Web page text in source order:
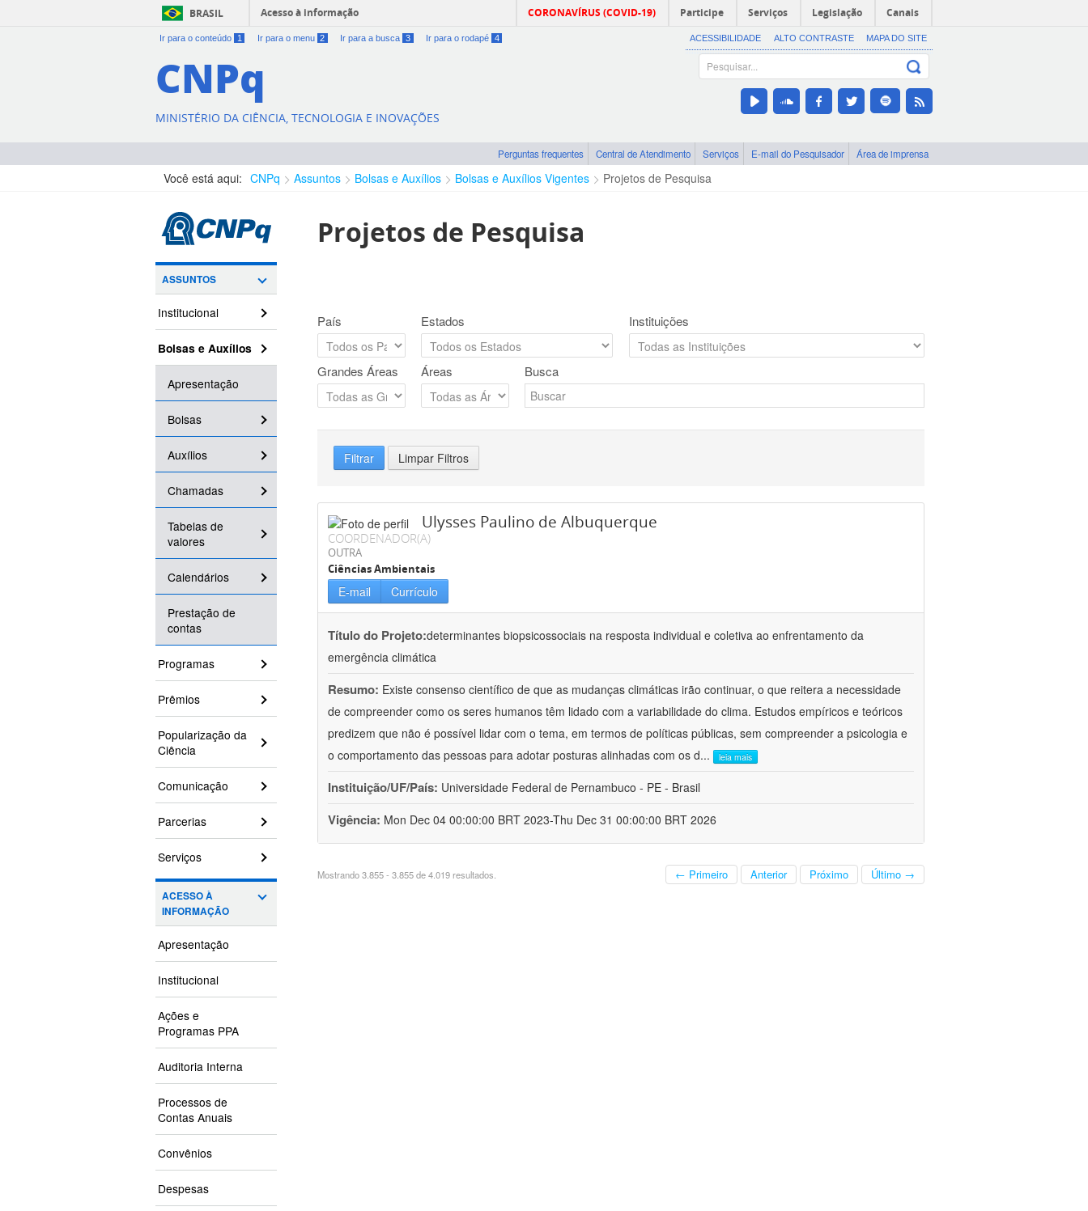
BRASIL Acesso à informação CORONAVÍRUS (COVID-19) Participe Serviços Legislação Canais
Ir para o conteúdo 1 Ir para o menu 2 Ir para a busca 3 Ir para o rodapé 4 ACESSIBILIDADE ALTO CONTRASTE MAPA DO SITE
CNPq
MINISTÉRIO DA CIÊNCIA, TECNOLOGIA E INOVAÇÕES
Perguntas frequentes Central de Atendimento Serviços E-mail do Pesquisador Área de imprensa
Você está aqui: CNPq Assuntos Bolsas e Auxílios Bolsas e Auxílios Vigentes Projetos de Pesquisa
ASSUNTOS
Institucional
Bolsas e Auxílios
Apresentação
Bolsas
Auxílios
Chamadas
Tabelas de
valores
Calendários
Prestação de
contas
Programas
Prêmios
Popularização da
Ciência
Comunicação
Parcerias
Serviços
ACESSO À
INFORMAÇÃO
Apresentação
Institucional
Ações e
Programas PPA
Auditoria Interna
Processos de
Contas Anuais
Convênios
Despesas
Projetos de Pesquisa
País Estados Instituições
Grandes Áreas Áreas Busca
Filtrar Limpar Filtros
Ulysses Paulino de Albuquerque
COORDENADOR(A)
OUTRA
Ciências Ambientais
E-mail Currículo
Título do Projeto:determinantes biopsicossociais na resposta individual e coletiva ao enfrentamento da
emergência climática
Resumo: Existe consenso científico de que as mudanças climáticas irão continuar, o que reitera a necessidade
de compreender como os seres humanos têm lidado com a variabilidade do clima. Estudos empíricos e teóricos
predizem que não é possível lidar com o tema, em termos de políticas públicas, sem compreender a psicologia e
o comportamento das pessoas para adotar posturas alinhadas com os d... leia mais
Instituição/UF/País: Universidade Federal de Pernambuco - PE - Brasil
Vigência: Mon Dec 04 00:00:00 BRT 2023-Thu Dec 31 00:00:00 BRT 2026
Mostrando 3.855 - 3.855 de 4.019 resultados. ← Primeiro Anterior Próximo Último →